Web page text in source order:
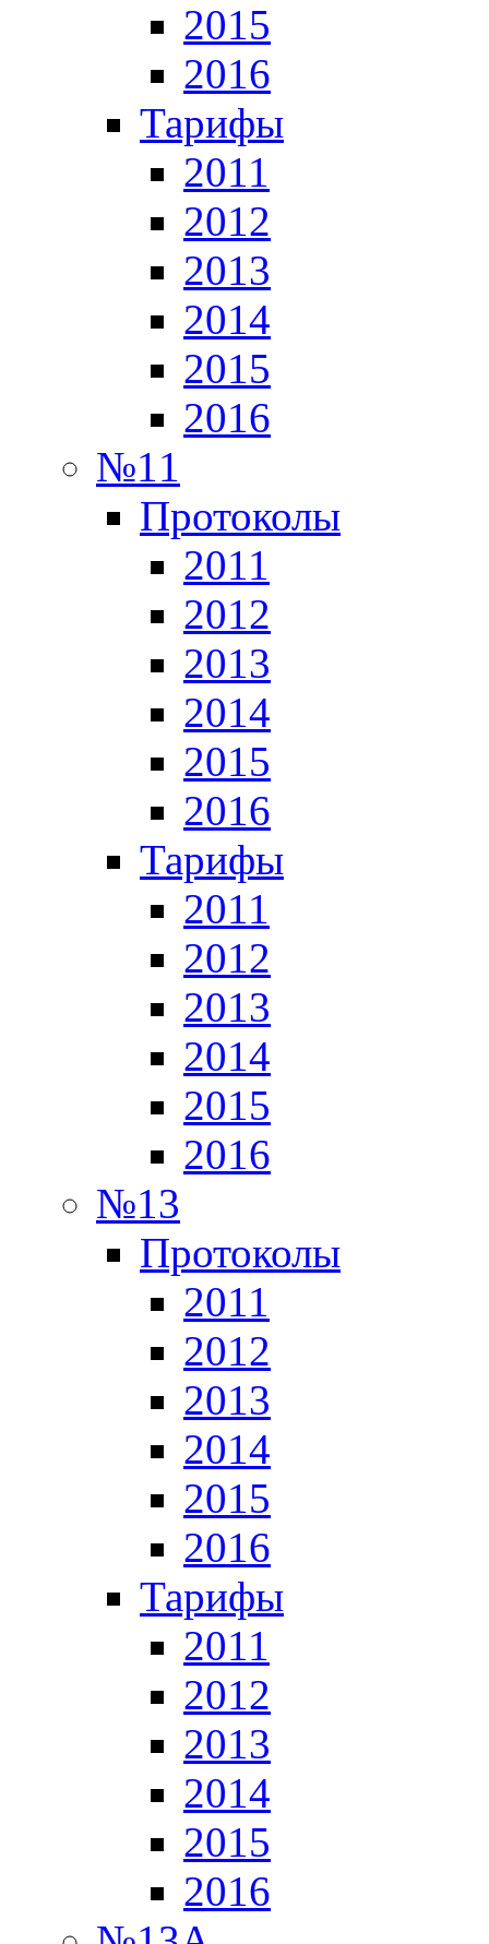
2015
2016
Тарифы
2011
2012
2013
2014
2015
2016
№11
Протоколы
2011
2012
2013
2014
2015
2016
Тарифы
2011
2012
2013
2014
2015
2016
№13
Протоколы
2011
2012
2013
2014
2015
2016
Тарифы
2011
2012
2013
2014
2015
2016